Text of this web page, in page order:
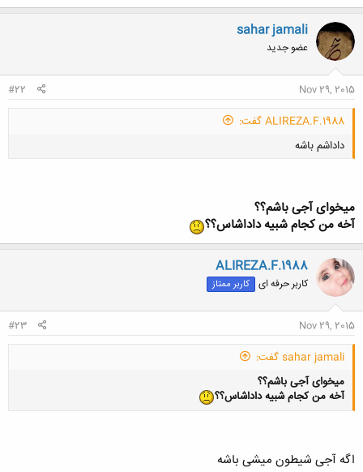
sahar jamali
عضو جدید
Nov 29, 2015
#22
ALIREZA.F.1988 گفت:
داداشم باشه
میخوای آجی باشم؟؟
آخه من کجام شبیه داداشاس؟؟
ALIREZA.F.1988
کاربر حرفه ای کاربر ممتاز
Nov 29, 2015
#23
sahar jamali گفت:
میخوای آجی باشم؟؟
آخه من کجام شبیه داداشاس؟؟
اگه آجی شیطون میشی باشه